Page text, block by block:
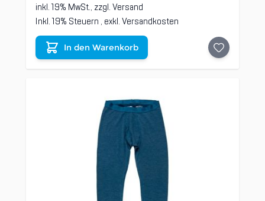
inkl. 19% MwSt., zzgl.Versand
Inkl. 19% Steuern , exkl.Versandkosten
In den Warenkorb